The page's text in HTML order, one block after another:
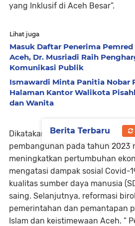
yang Inklusif di Aceh Besar”.
Lihat juga
Masuk Daftar Penerima
Aceh, Dr. Musriadi Raih
Komunikasi Publik
Ismawardi Minta Panitia Nobar
Halaman Kantor Walikota
dan Wanita
Dikatakan Iswanto, ada empat
pembangunan pada tahun 2023
meningkatkan pertumbuhan
mengatasi dampak sosial Covid-
kualitas sumber daya manusia
saing. Selanjutnya, reformasi
pemerintahan dan pemantapan
Islam dan keistimewaan Aceh. ”
Berita Terbaru